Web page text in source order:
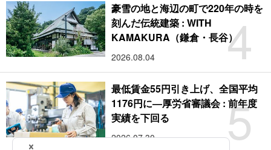
4
豪雪の地と海辺の町で220年の時を
刻んだ伝統建築 : WITH
KAMAKURA（鎌倉・長谷）
2026.08.04
5
最低賃金55円引き上げ、全国平均
1176円に―厚労省審議会 : 前年度
実績を下回る
2026.07.30